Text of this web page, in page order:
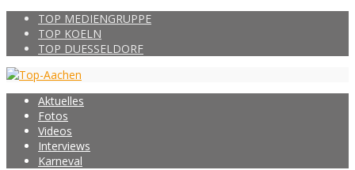
TOP MEDIENGRUPPE
TOP KOELN
TOP DUESSELDORF
Aktuelles
Fotos
Videos
Interviews
Karneval